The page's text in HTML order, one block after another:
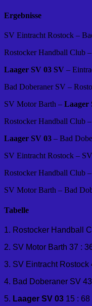
Ergebnisse
SV Eintracht Rostock –
Rostocker Handball Club
Laager SV 03 SV –
Bad Doberaner SV –
SV Motor Barth – Laager
Rostocker Handball Club
Laager SV 03 – Bad
SV Eintracht Rostock –
Rostocker Handball Club –
SV Motor Barth – Bad
Tabelle
1. Rostocker Handball
2. SV Motor Barth 37 :
3. SV Eintracht Rostock
4. Bad Doberaner SV
5. Laager SV 03 15 : 68